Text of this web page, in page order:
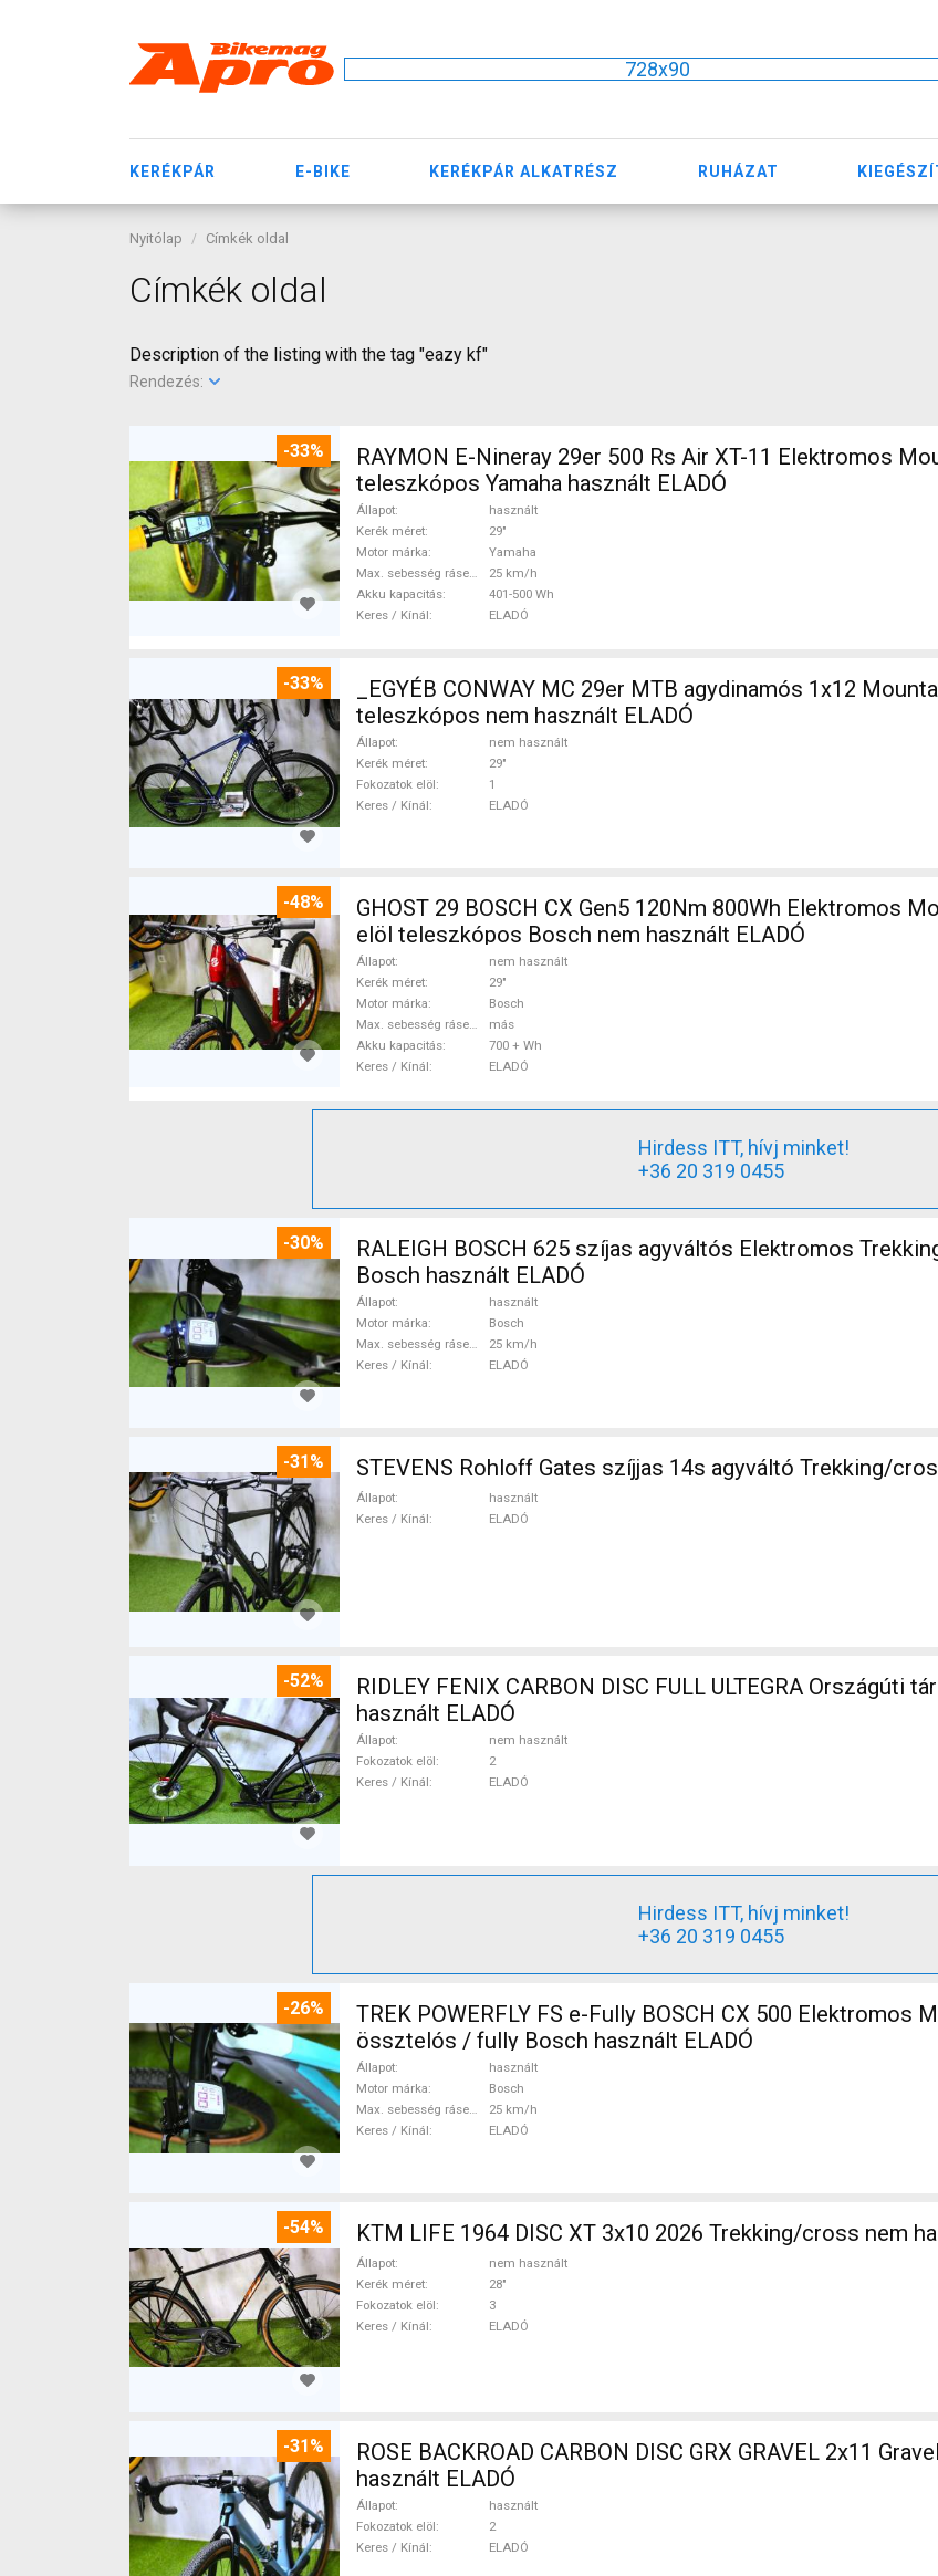
728x90
KERÉKPÁR E-BIKE KERÉKPÁR ALKATRÉSZ RUHÁZAT
Nyitólap Címkék oldal
Címkék oldal
Description of the listing with the tag "eazy kf"
Rendezés:
-33%
RAYMON E-Nineray 29er 500 Rs Air XT-11 Elektromos
teleszkópos Yamaha használt ELADÓ
Állapot
használt
Kerék méret
29"
Motor márka
Yamaha
Max. sebesség rásegítéssel
25 km/h
Akku kapacitás
401-500 Wh
Keres / Kínál
ELADÓ
-33%
_EGYÉB CONWAY MC 29er MTB agydinamós 1x12 Mountain Bike 29" elöl
teleszkópos nem használt ELADÓ
Állapot
nem használt
Kerék méret
29"
Fokozatok elöl
1
Keres / Kínál
ELADÓ
-48%
GHOST 29 BOSCH CX Gen5 120Nm 800Wh Elektromos
elöl teleszkópos Bosch nem használt ELADÓ
Állapot
nem használt
Kerék méret
29"
Motor márka
Bosch
Max. sebesség rásegítéssel
más
Akku kapacitás
700 + Wh
Keres / Kínál
ELADÓ
Hirdess ITT, hívj minket!
+36 20 319 0455
-30%
RALEIGH BOSCH 625 szíjas agyváltós Elektromos
Bosch használt ELADÓ
Állapot
használt
Motor márka
Bosch
Max. sebesség rásegítéssel
25 km/h
Keres / Kínál
ELADÓ
-31% STEVENS Rohloff Gates szíjjas 14s agyváltó Trekking/
Állapot
használt
Keres / Kínál
ELADÓ
-52%
RIDLEY FENIX CARBON DISC FULL ULTEGRA Országúti
használt ELADÓ
Állapot
nem használt
Fokozatok elöl
2
Keres / Kínál
ELADÓ
Hirdess ITT, hívj minket!
+36 20 319 0455
-26%
TREK POWERFLY FS e-Fully BOSCH CX 500 Elektromos
össztelós / fully Bosch használt ELADÓ
Állapot
használt
Motor márka
Bosch
Max. sebesség rásegítéssel
25 km/h
Keres / Kínál
ELADÓ
-54% KTM LIFE 1964 DISC XT 3x10 2026 Trekking/cross nem
Állapot
nem használt
Kerék méret
28"
Fokozatok elöl
3
Keres / Kínál
ELADÓ
-31%
ROSE BACKROAD CARBON DISC GRX GRAVEL 2x11
használt ELADÓ
Állapot
használt
Fokozatok elöl
2
Keres / Kínál
ELADÓ